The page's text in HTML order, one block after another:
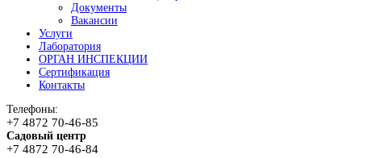
Документы
Вакансии
Услуги
Лаборатория
ОРГАН ИНСПЕКЦИИ
Сертификация
Контакты
Телефоны:
+7 4872 70-46-85
Садовый центр
+7 4872 70-46-84